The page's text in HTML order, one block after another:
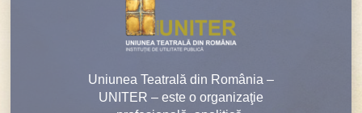
Uniunea Teatrală din România –
UNITER – este o organizaţie